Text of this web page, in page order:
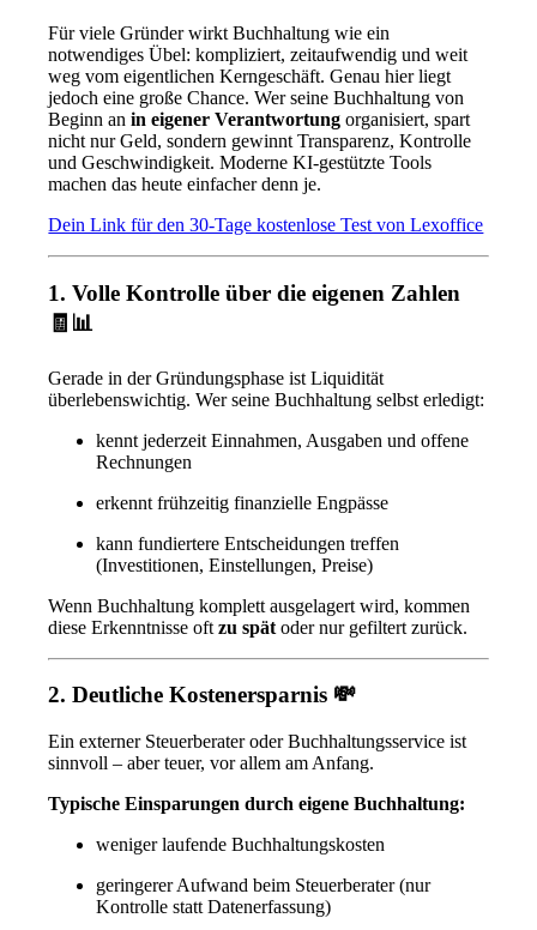
Für viele Gründer wirkt Buchhaltung wie ein
notwendiges Übel: kompliziert, zeitaufwendig und weit
weg vom eigentlichen Kerngeschäft. Genau hier liegt
jedoch eine große Chance. Wer seine Buchhaltung von
Beginn anin eigener Verantwortung organisiert, spart
nicht nur Geld, sondern gewinnt Transparenz, Kontrolle
und Geschwindigkeit. Moderne KI-gestützte Tools
machen das heute einfacher denn je.
Dein Link für den 30-Tage kostenlose Test von Lexoffice
1. Volle Kontrolle über die eigenen Zahlen
🧾📊
Gerade in der Gründungsphase ist Liquidität
überlebenswichtig. Wer seine Buchhaltung selbst erledigt:
kennt jederzeit Einnahmen, Ausgaben und offene
Rechnungen
erkennt frühzeitig finanzielle Engpässe
kann fundiertere Entscheidungen treffen
(Investitionen, Einstellungen, Preise)
Wenn Buchhaltung komplett ausgelagert wird, kommen
diese Erkenntnisse oftzu spät oder nur gefiltert zurück.
2. Deutliche Kostenersparnis 💸
Ein externer Steuerberater oder Buchhaltungsservice ist
sinnvoll – aber teuer, vor allem am Anfang.
Typische Einsparungen durch eigene Buchhaltung:
weniger laufende Buchhaltungskosten
geringerer Aufwand beim Steuerberater (nur
Kontrolle statt Datenerfassung)